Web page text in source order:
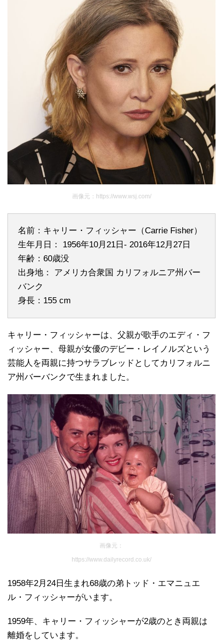
画像元：https://www.wsj.com/
名前：キャリー・フィッシャー（Carrie Fisher）
生年月日： 1956年10月21日- 2016年12月27日
年齢：60歳没
出身地： アメリカ合衆国 カリフォルニア州バー
バンク
身長：155 cm
キャリー・フィッシャーは、父親が歌手のエディ・フ
ィッシャー、母親が女優のデビー・レイノルズという
芸能人を両親に持つサラブレッドとしてカリフォルニ
ア州バーバンクで生まれました。
画像元：
https://www.dailyrecord.co.uk/
1958年2月24日生まれ68歳の弟トッド・エマニュエ
ル・フィッシャーがいます。
1959年、キャリー・フィッシャーが2歳のとき両親は
離婚をしています。